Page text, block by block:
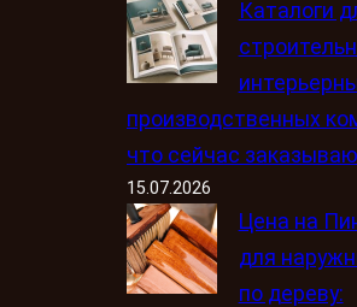
Каталоги
производственных
что сейчас
15.07.2026
Цена на
для
по дереву: